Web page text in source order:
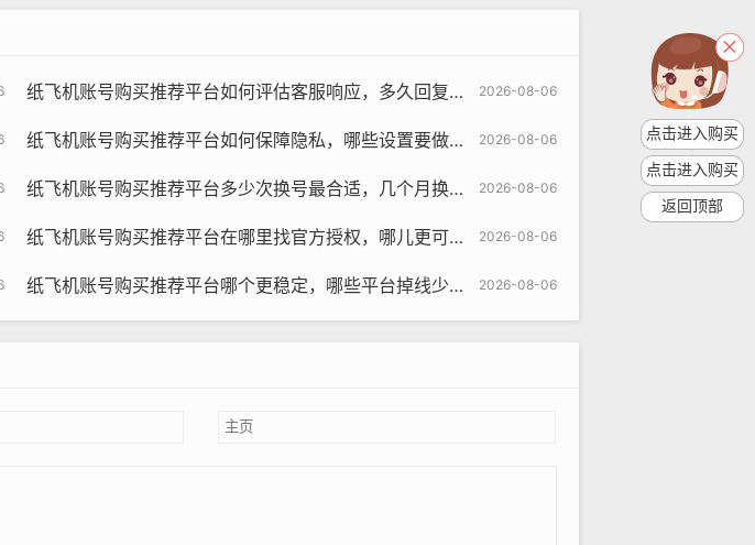
2026-08-06
纸飞机账号购买推荐平台如何评估客服响应，多久回复更合适与为何重要指南
2026-08-06
纸飞机账号购买推荐平台如何保障隐私，哪些设置要做与使用引导与策略清单
2026-08-06
纸飞机账号购买推荐平台多少次换号最合适，几个月换更稳与策略预测研究
2026-08-06
纸飞机账号购买推荐平台在哪里找官方授权，哪儿更可信与对比推荐指南
2026-08-06
纸飞机账号购买推荐平台哪个更稳定，哪些平台掉线少与为何差异评测对比
点击进入购买
点击进入购买
返回顶部